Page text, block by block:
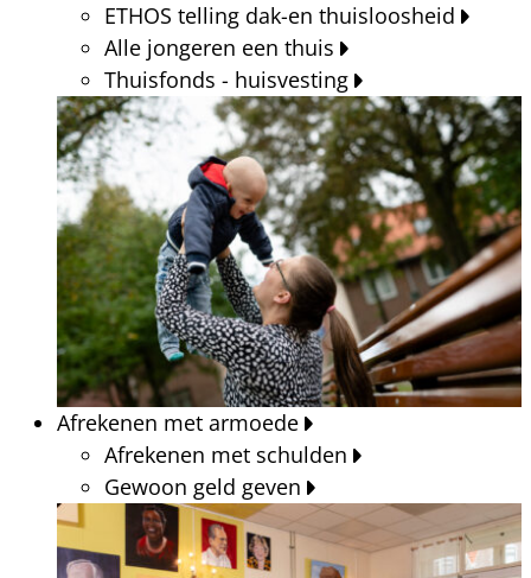
ETHOS telling dak-en thuisloosheid
Alle jongeren een thuis
Thuisfonds - huisvesting
Afrekenen met armoede
Afrekenen met schulden
Gewoon geld geven